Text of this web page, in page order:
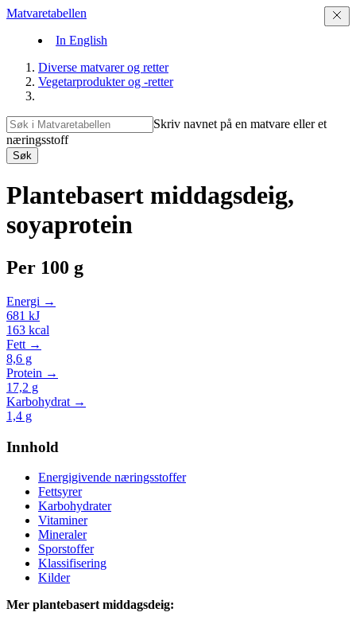
Matvaretabellen
In English
Diverse matvarer og retter
Vegetarprodukter og -retter
Skriv navnet på en matvare eller et
næringsstoff
Søk
Plantebasert middagsdeig,
soyaprotein
Per 100 g
Energi →
681 kJ
163 kcal
Fett →
8,6 g
Protein →
17,2 g
Karbohydrat →
1,4 g
Innhold
Energigivende næringsstoffer
Fettsyrer
Karbohydrater
Vitaminer
Mineraler
Sporstoffer
Klassifisering
Kilder
Mer plantebasert middagsdeig: